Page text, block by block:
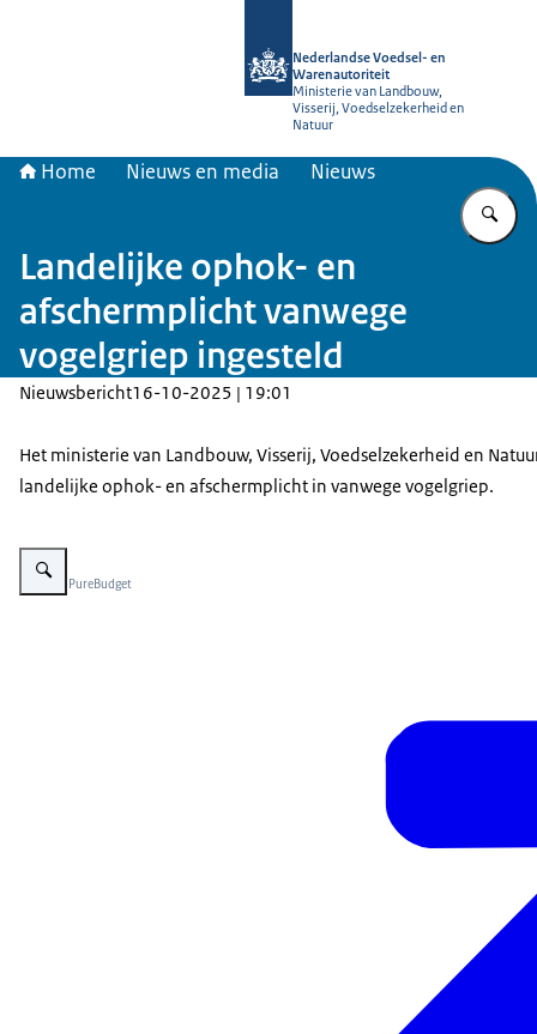
Nederlandse Voedsel- en
Warenautoriteit
Ministerie van Landbouw,
Visserij, Voedselzekerheid en
Natuur
Home Nieuws en media Nieuws
Landelijke ophok- en
afschermplicht vanwege
vogelgriep ingesteld
Nieuwsbericht16-10-2025 | 19:01
Het ministerie van Landbouw, Visserij, Voedselzekerheid en
landelijke ophok- en afschermplicht in vanwege vogelgriep.
Vergroot afbeelding bruine kippen achter hek
Beeld: © PureBudget